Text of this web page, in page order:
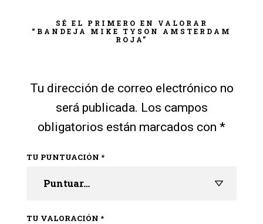
SÉ EL PRIMERO EN VALORAR
“BANDEJA MIKE TYSON AMSTERDAM
ROJA”
Tu dirección de correo electrónico no
será publicada. Los campos
obligatorios están marcados con *
TU PUNTUACIÓN *
TU VALORACIÓN *